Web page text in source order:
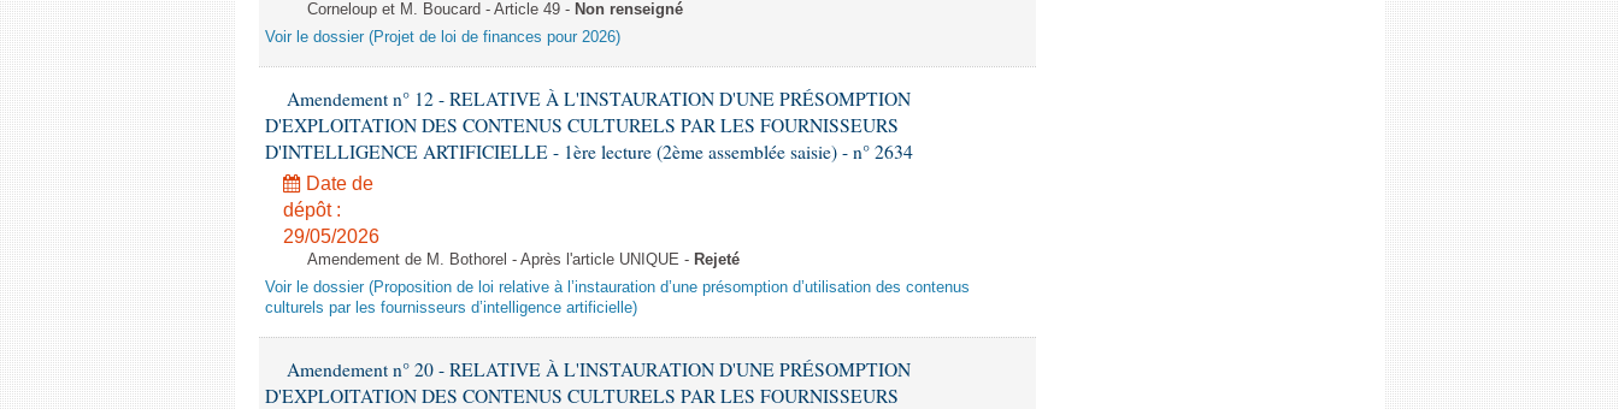
Corneloup et M. Boucard - Article 49 - Non renseigné
Voir le dossier (Projet de loi de finances pour 2026)
Amendement n° 12 - RELATIVE À L'INSTAURATION D'UNE PRÉSOMPTION
D'EXPLOITATION DES CONTENUS CULTURELS PAR LES FOURNISSEURS
D'INTELLIGENCE ARTIFICIELLE - 1ère lecture (2ème assemblée saisie) - n° 2634
Date de
dépôt :
29/05/2026
Amendement de M. Bothorel - Après l'article UNIQUE - Rejeté
Voir le dossier (Proposition de loi relative à l’instauration d’une présomption d’utilisation des contenus
culturels par les fournisseurs d’intelligence artificielle)
Amendement n° 20 - RELATIVE À L'INSTAURATION D'UNE PRÉSOMPTION
D'EXPLOITATION DES CONTENUS CULTURELS PAR LES FOURNISSEURS